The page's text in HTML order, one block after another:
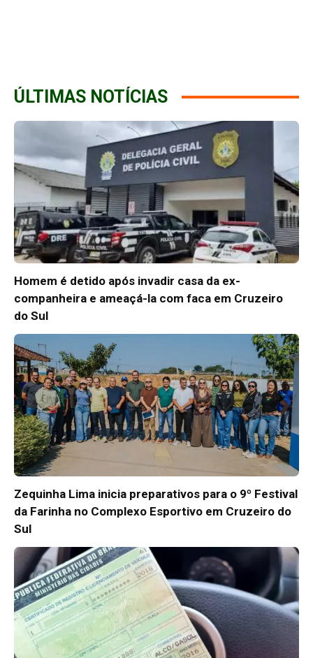
ÚLTIMAS NOTÍCIAS
Homem é detido após invadir casa da ex-
companheira e ameaçá-la com faca em Cruzeiro
do Sul
Zequinha Lima inicia preparativos para o 9º Festival
da Farinha no Complexo Esportivo em Cruzeiro do
Sul